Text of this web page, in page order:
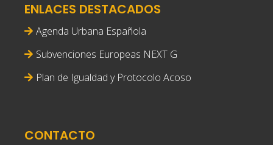
ENLACES DESTACADOS
Agenda Urbana Española
Subvenciones Europeas NEXT G
Plan de Igualdad y Protocolo Acoso
CONTACTO